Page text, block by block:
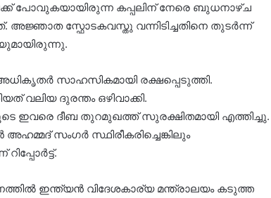
പോവുകയായിരുന്ന കപ്പലിന് നേരെ ബുധനാഴ്ച
സ്ഫോടകവസ്തു വന്നിടിച്ചതിനെ തുടർന്ന്
സാഹസികമായി രക്ഷപ്പെടുത്തി.
വലിയ ദുരന്തം ഒഴിവാക്കി.
ഇവരെ ദീബ തുറമുഖത്ത് സുരക്ഷിതമായി എത്തിച്ചു.
സംഗർ സ്ഥിരീകരിച്ചെങ്കിലും
ഇന്ത്യൻ വിദേശകാര്യ മന്ത്രാലയം കടുത്ത